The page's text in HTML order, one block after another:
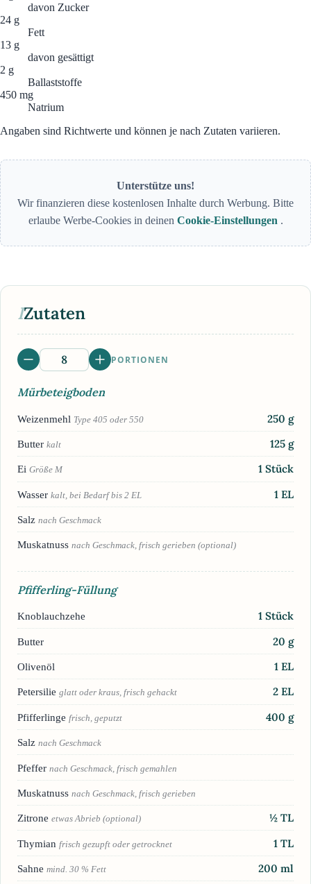
davon Zucker
24 g
Fett
13 g
davon gesättigt
2 g
Ballaststoffe
450 mg
Natrium
Angaben sind Richtwerte und können je nach Zutaten variieren.
Unterstütze uns!
Wir finanzieren diese kostenlosen Inhalte durch Werbung. Bitte
erlaube Werbe-Cookies in deinen Cookie-Einstellungen .
IZutaten
PORTIONEN
Mürbeteigboden
Weizenmehl Type 405 oder 550 250 g
Butter kalt 125 g
Ei Größe M 1 Stück
Wasser kalt, bei Bedarf bis 2 EL 1 EL
Salz nach Geschmack
Muskatnuss nach Geschmack, frisch gerieben (optional)
Pfifferling-Füllung
Knoblauchzehe 1 Stück
Butter 20 g
Olivenöl 1 EL
Petersilie glatt oder kraus, frisch gehackt 2 EL
Pfifferlinge frisch, geputzt 400 g
Salz nach Geschmack
Pfeffer nach Geschmack, frisch gemahlen
Muskatnuss nach Geschmack, frisch gerieben
Zitrone etwas Abrieb (optional) ½ TL
Thymian frisch gezupft oder getrocknet 1 TL
Sahne mind. 30 % Fett 200 ml